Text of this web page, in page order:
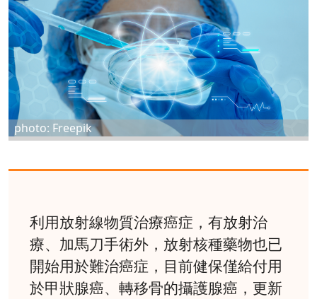
photo: Freepik
利用放射線物質治療癌症，有放射治
療、加馬刀手術外，放射核種藥物也已
開始用於難治癌症，目前健保僅給付用
於甲狀腺癌、轉移骨的攝護腺癌，更新